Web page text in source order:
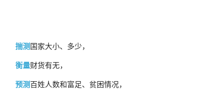
揣测 国家大小、多少，
衡量财货有无，
预测百姓人数和富足、贫困情况，